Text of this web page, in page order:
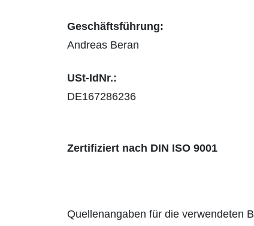
Geschäftsführung:
Andreas Beran
USt-IdNr.:
DE167286236
Zertifiziert nach DIN ISO 9001
Quellenangaben für die verwendeten